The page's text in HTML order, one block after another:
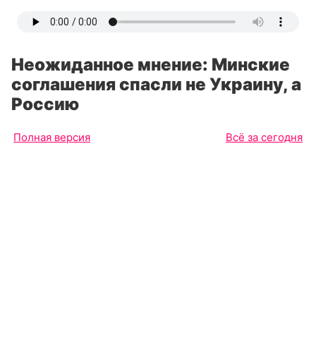
Неожиданное мнение: Минские
соглашения спасли не Украину, а
Россию
Полная версия Всё за сегодня